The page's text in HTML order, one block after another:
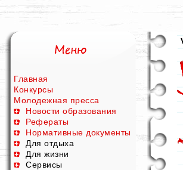
Главная
Конкурсы
Молодежная пресса
Новости образования
Рефераты
Нормативные документы
Для отдыха
Для жизни
Сервисы